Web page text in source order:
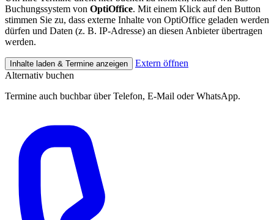
Buchungssystem von OptiOffice. Mit einem Klick auf den Button
stimmen Sie zu, dass externe Inhalte von OptiOffice geladen werden
dürfen und Daten (z. B. IP-Adresse) an diesen Anbieter übertragen
werden.
Inhalte laden & Termine anzeigen
Extern öffnen
Alternativ buchen
Termine auch buchbar über Telefon, E-Mail oder WhatsApp.